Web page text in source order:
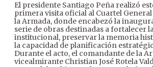
El presidente Santiago Peña realizó
primera visita oficial al Cuartel
la Armada, donde encabezó la
serie de obras destinadas a fortalecer
institucional, preservar la memoria
la capacidad de planificación
Durante el acto, el comandante de la
vicealmirante Christian José Rotela